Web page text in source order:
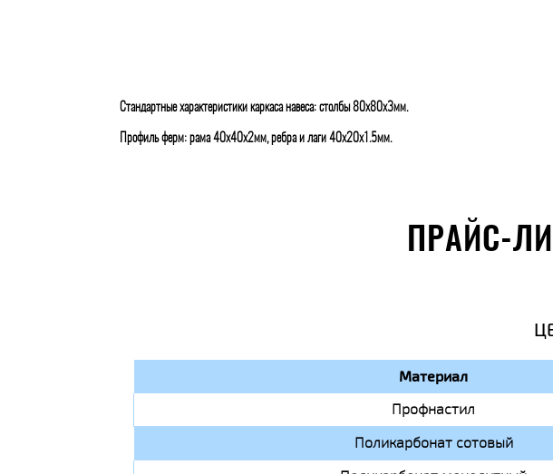
Стандартные характеристики каркаса навеса: столбы 80х80х3мм.
Профиль ферм: рама 40х40х2мм, ребра и лаги 40х20х1.5мм.
ПРАЙС-
Материал
Профнастил
Поликарбонат сотовый